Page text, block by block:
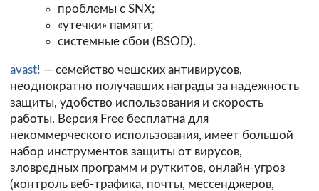
проблемы с SNX;
«утечки» памяти;
системные сбои (BSOD).
avast! — семейство чешских антивирусов,
неоднократно получавших награды за надежность
защиты, удобство использования и скорость
работы. Версия Free бесплатна для
некоммерческого использования, имеет большой
набор инструментов защиты от вирусов,
зловредных программ и руткитов, онлайн-угроз
(контроль веб-трафика, почты, мессенджеров,